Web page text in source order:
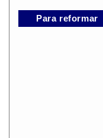
Para reformar